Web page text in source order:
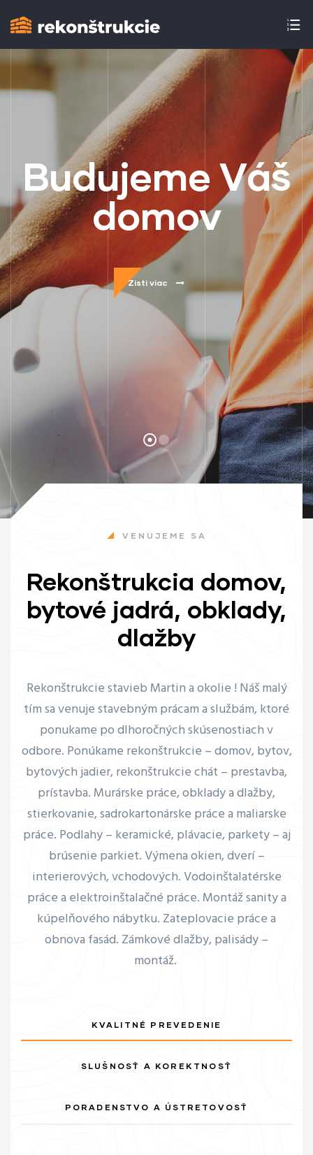
Budujeme Váš
domov
Zisti viac
VENUJEME SA
Rekonštrukcia domov,
bytové jadrá, obklady,
dlažby
Rekonštrukcie stavieb Martin a okolie ! Náš malý
tím sa venuje stavebným prácam a službám, ktoré
ponukame po dlhoročných skúsenostiach v
odbore. Ponúkame rekonštrukcie – domov, bytov,
bytových jadier, rekonštrukcie chát – prestavba,
prístavba. Murárske práce, obklady a dlažby,
stierkovanie, sadrokartonárske práce a maliarske
práce. Podlahy – keramické, plávacie, parkety – aj
brúsenie parkiet. Výmena okien, dverí –
interierových, vchodových. Vodoinštalatérske
práce a elektroinštalačné práce. Montáž sanity a
kúpelňového nábytku. Zateplovacie práce a
obnova fasád. Zámkové dlažby, palisády –
montáž.
KVALITNÉ PREVEDENIE
SLUŠNOSŤ A KOREKTNOSŤ
PORADENSTVO A ÚSTRETOVOSŤ